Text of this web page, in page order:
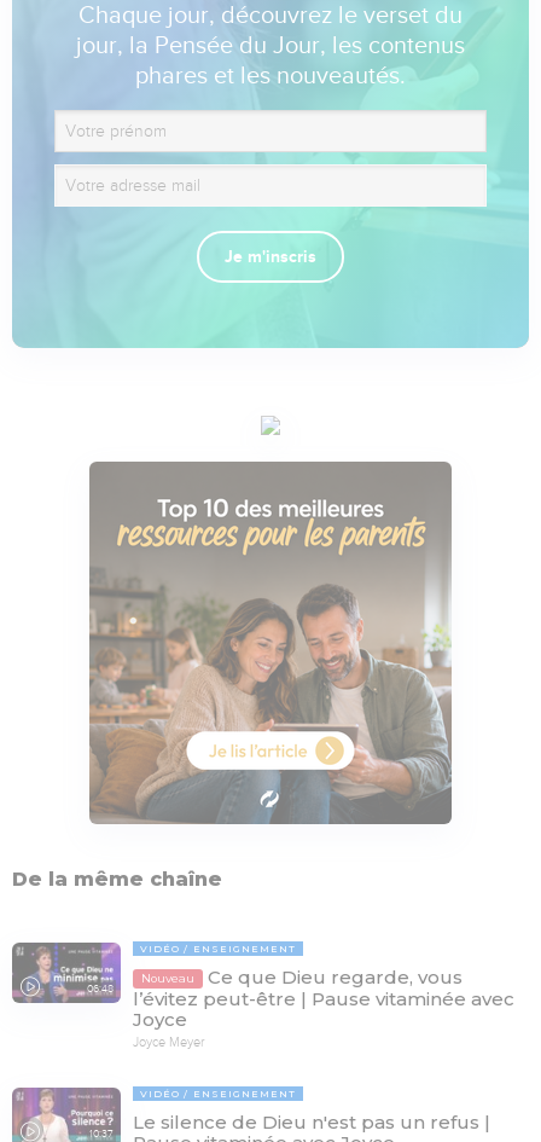
Chaque jour, découvrez le verset du
jour, la Pensée du Jour, les contenus
phares et les nouveautés.
Je m'inscris
De la même chaîne
06:48
VIDÉO ENSEIGNEMENT
Nouveau
Ce que Dieu regarde, vous
l’évitez peut-être | Pause vitaminée avec
Joyce
Joyce Meyer
10:37
VIDÉO ENSEIGNEMENT
Le silence de Dieu n'est pas un refus |